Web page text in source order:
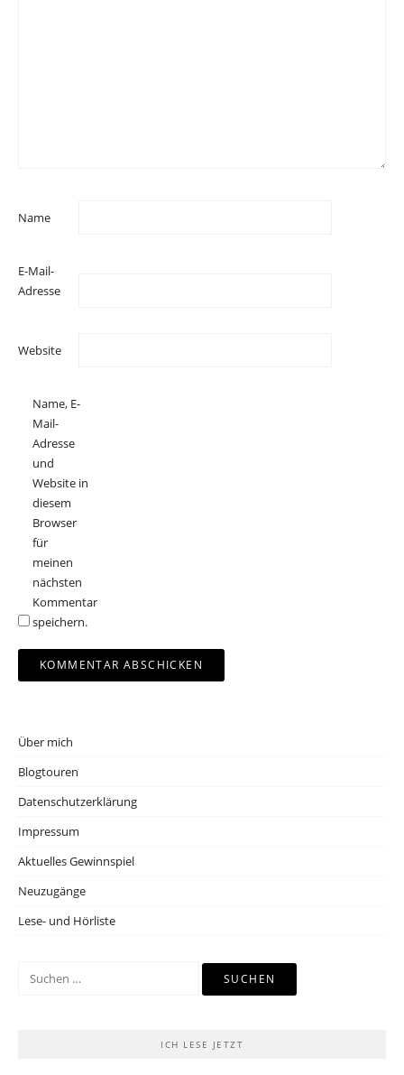
Name
E-Mail-
Adresse
Website
Name, E-
Mail-
Adresse
und
Website in
diesem
Browser
für
meinen
nächsten
Kommentar
speichern.
Über mich
Blogtouren
Datenschutzerklärung
Impressum
Aktuelles Gewinnspiel
Neuzugänge
Lese- und Hörliste
Suchen
ICH LESE JETZT